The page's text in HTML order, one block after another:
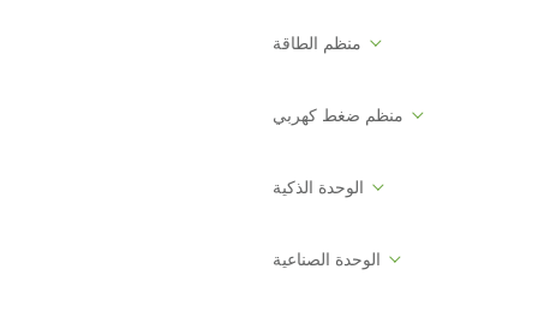
منظم الطاقة
منظم ضغط كهربي
الوحدة الذكية
الوحدة الصناعية